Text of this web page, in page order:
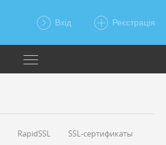
Вхід Реєстрація
RapidSSL SSL-сертификаты